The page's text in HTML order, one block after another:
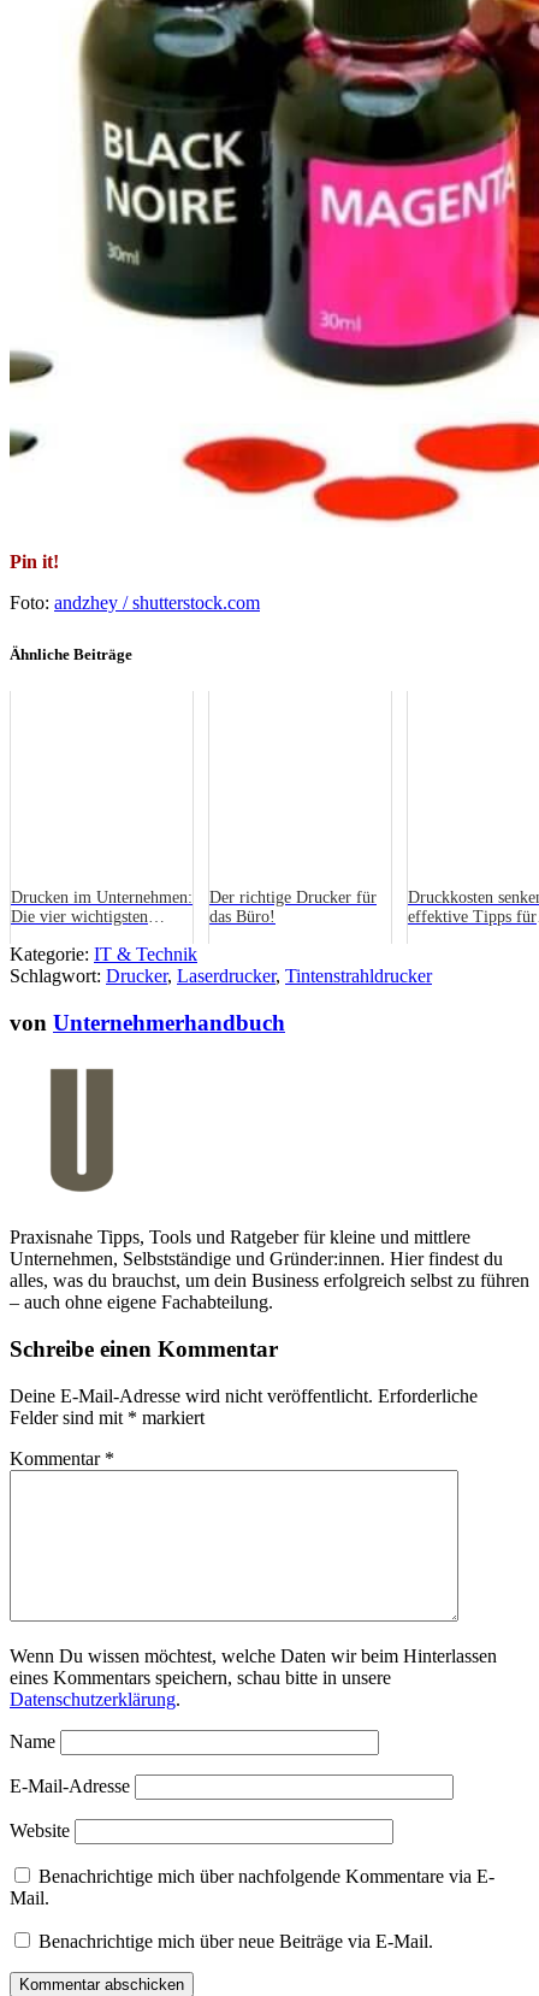
Pin it!
Foto: andzhey / shutterstock.com
Ähnliche Beiträge
Drucken im Unternehmen:
Die vier wichtigsten
Der richtige Drucker für
das Büro!
Druckkosten
effektive Tipps für
Kategorie: IT & Technik
Schlagwort: Drucker, Laserdrucker, Tintenstrahldrucker
von Unternehmerhandbuch
Praxisnahe Tipps, Tools und Ratgeber für kleine und mittlere
Unternehmen, Selbstständige und Gründer:innen. Hier findest du
alles, was du brauchst, um dein Business erfolgreich selbst zu führen
– auch ohne eigene Fachabteilung.
Schreibe einen Kommentar
Deine E-Mail-Adresse wird nicht veröffentlicht. Erforderliche
Felder sind mit * markiert
Kommentar *
Wenn Du wissen möchtest, welche Daten wir beim Hinterlassen
eines Kommentars speichern, schau bitte in unsere
Datenschutzerklärung.
Name
E-Mail-Adresse
Website
Benachrichtige mich über nachfolgende Kommentare via E-
Mail.
Benachrichtige mich über neue Beiträge via E-Mail.